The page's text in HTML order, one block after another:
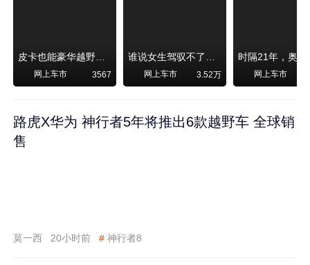
皮卡也能豪华越野！纵横F700上市，限时卖29.99万起
网上车市 3567
谁说女生驾驭不了大SUV？看我开问界M6驰骋坝上草原！
网上车市 3.52万 网上车市
路虎X华为 神行者5年将推出6款越野车 全球销
售
莫一西 20小时前 # 神行者8